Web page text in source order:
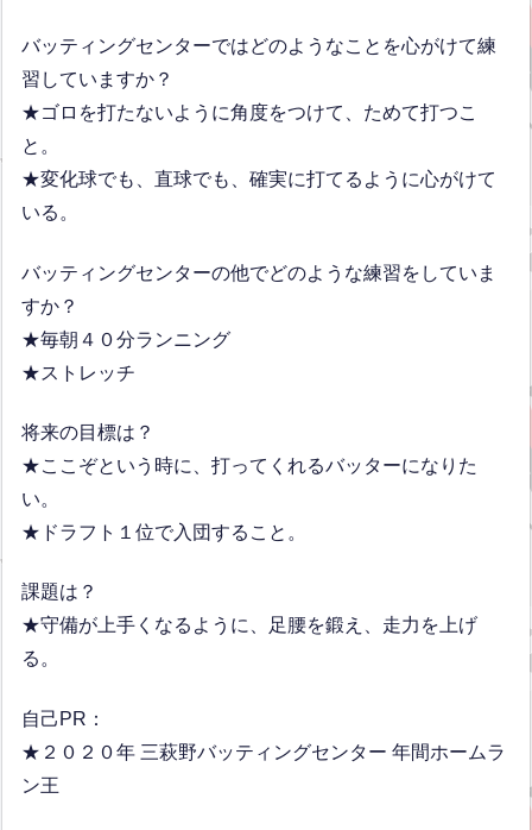
バッティングセンターではどのようなことを心がけて練
習していますか？
★ゴロを打たないように角度をつけて、ためて打つこ
と。
★変化球でも、直球でも、確実に打てるように心がけて
いる。
バッティングセンターの他でどのような練習をしていま
すか？
★毎朝４０分ランニング
★ストレッチ
将来の目標は？
★ここぞという時に、打ってくれるバッターになりた
い。
★ドラフト１位で入団すること。
課題は？
★守備が上手くなるように、足腰を鍛え、走力を上げ
る。
自己PR：
★２０２０年 三萩野バッティングセンター 年間ホームラ
ン王